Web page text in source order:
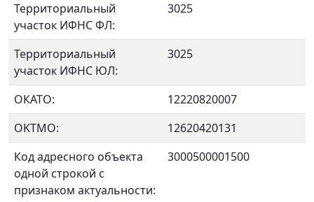
Территориальный
участок ИФНС ФЛ:
3025
Территориальный
участок ИФНС ЮЛ:
3025
ОКАТО:
12220820007
OKTMO:
12620420131
Код адресного объекта
одной строкой с
признаком актуальности:
3000500001500